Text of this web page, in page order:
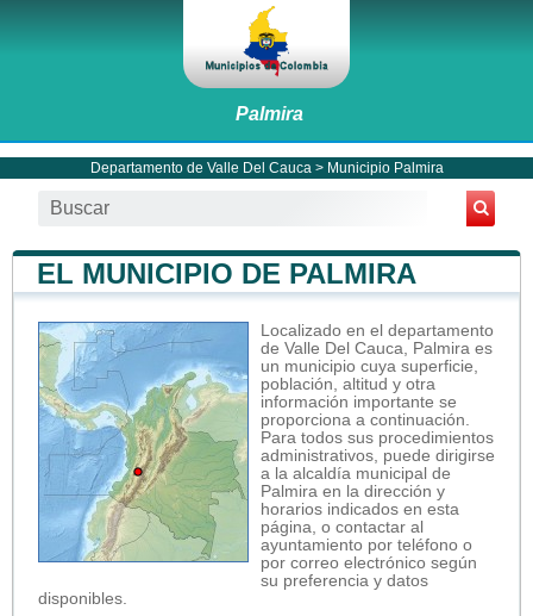
Palmira
Departamento de Valle Del Cauca > Municipio Palmira
EL MUNICIPIO DE PALMIRA
Localizado en el departamento
de Valle Del Cauca, Palmira es
un municipio cuya superficie,
población, altitud y otra
información importante se
proporciona a continuación.
Para todos sus procedimientos
administrativos, puede dirigirse
a la alcaldía municipal de
Palmira en la dirección y
horarios indicados en esta
página, o contactar al
ayuntamiento por teléfono o
por correo electrónico según
su preferencia y datos
disponibles.